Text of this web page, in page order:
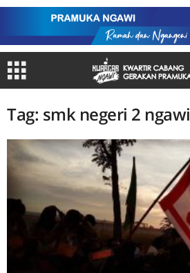
Tag: smk negeri 2 ngawi